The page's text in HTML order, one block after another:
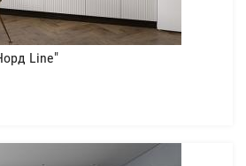
Line"